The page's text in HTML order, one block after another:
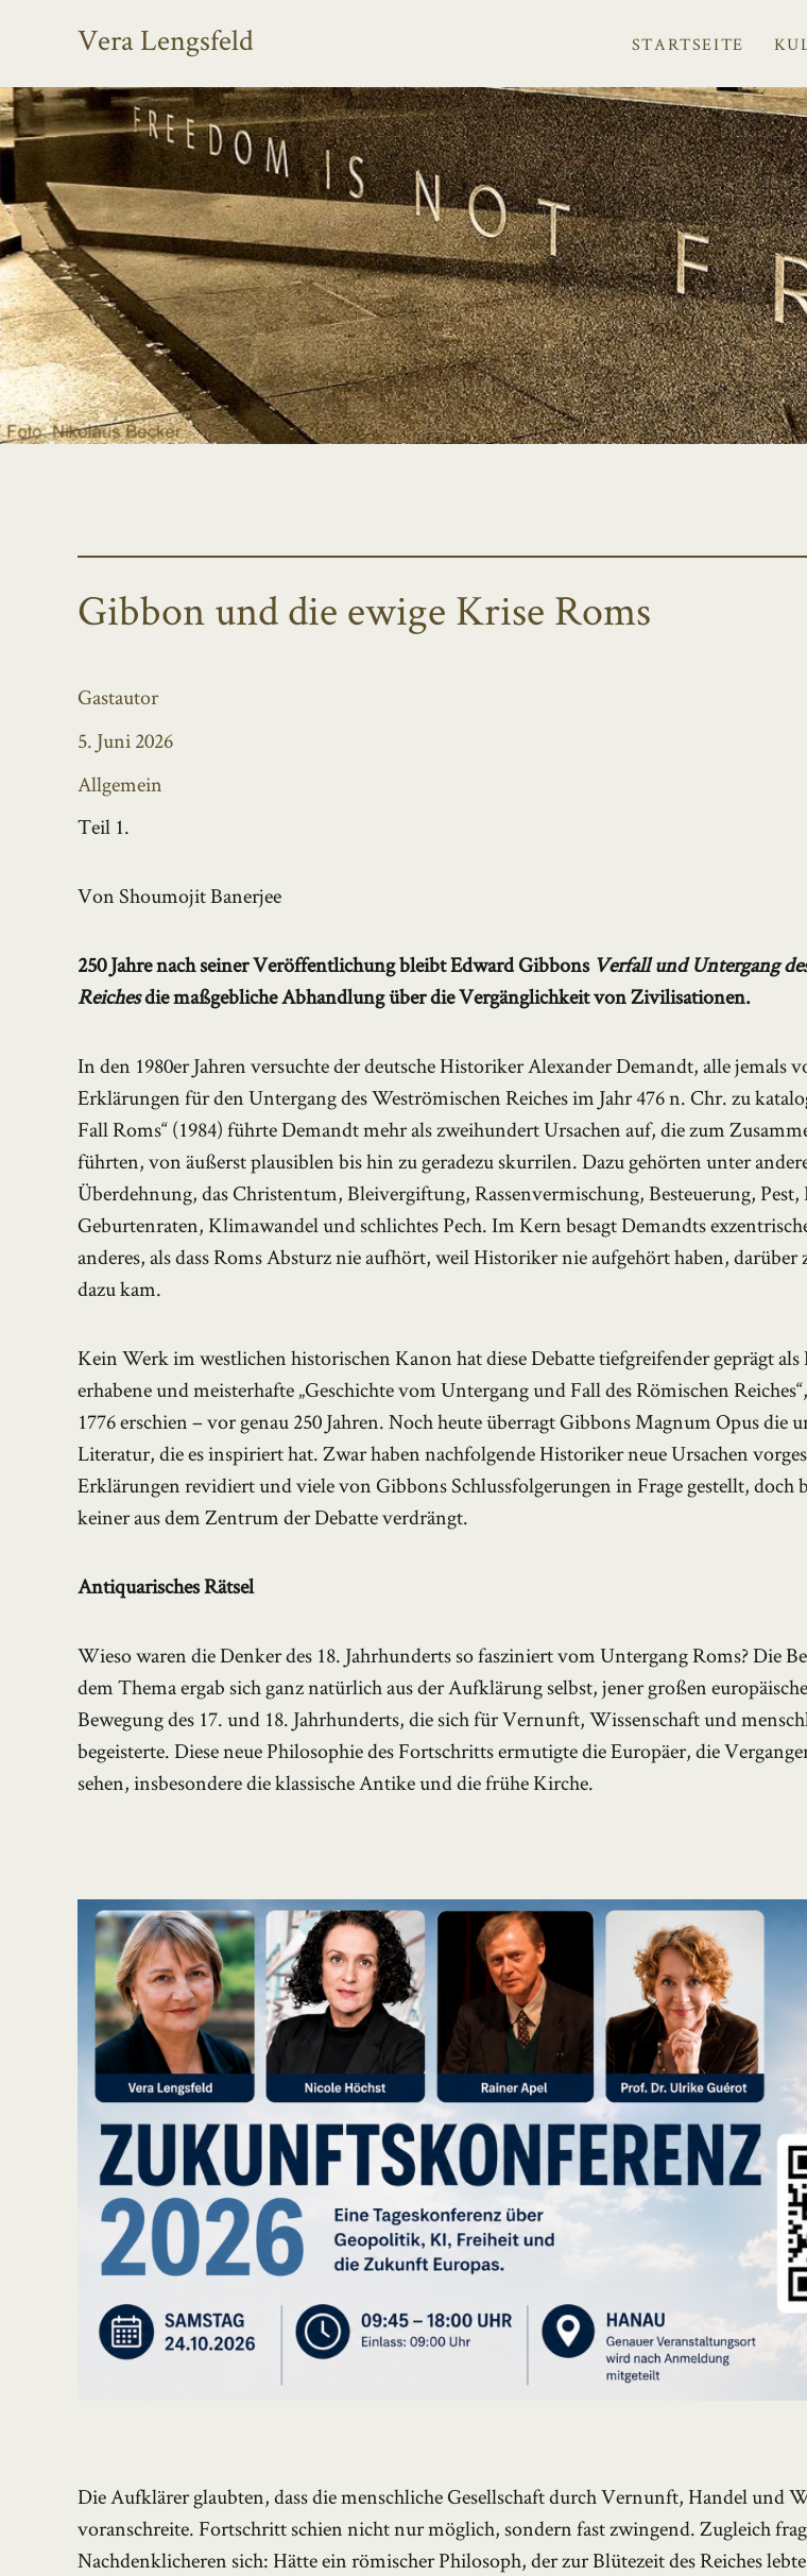
Vera Lengsfeld STARTSEITE
Gibbon und die ewige Krise Roms
Autor
Gastautor
Veröffentlicht
am
5. Juni 2026
Kategorien
Allgemein
Teil 1.
Von Shoumojit Banerjee
250 Jahre nach seiner Veröffentlichung bleibt Edward Gibbons Verfall und Untergang
Reichesdie maßgebliche Abhandlung über die Vergänglichkeit von Zivilisationen.
In den 1980er Jahren versuchte der deutsche Historiker Alexander Demandt, alle jemals
Erklärungen für den Untergang des Weströmischen Reiches im Jahr 476 n. Chr. zu
Fall Roms“ (1984) führte Demandt mehr als zweihundert Ursachen auf, die zum
führten, von äußerst plausiblen bis hin zu geradezu skurrilen. Dazu gehörten unter
Überdehnung, das Christentum, Bleivergiftung, Rassenvermischung, Besteuerung,
Geburtenraten, Klimawandel und schlichtes Pech. Im Kern besagt Demandts
anderes, als dass Roms Absturz nie aufhört, weil Historiker nie aufgehört haben, darüber
dazu kam.
Kein Werk im westlichen historischen Kanon hat diese Debatte tiefgreifender geprägt
erhabene und meisterhafte „Geschichte vom Untergang und Fall des Römischen
1776 erschien – vor genau 250 Jahren. Noch heute überragt Gibbons Magnum Opus die
Literatur, die es inspiriert hat. Zwar haben nachfolgende Historiker neue Ursachen
Erklärungen revidiert und viele von Gibbons Schlussfolgerungen in Frage gestellt, doch
keiner aus dem Zentrum der Debatte verdrängt.
Antiquarisches Rätsel
Wieso waren die Denker des 18. Jahrhunderts so fasziniert vom Untergang Roms? Die
dem Thema ergab sich ganz natürlich aus der Aufklärung selbst, jener großen
Bewegung des 17. und 18. Jahrhunderts, die sich für Vernunft, Wissenschaft und
begeisterte. Diese neue Philosophie des Fortschritts ermutigte die Europäer, die
sehen, insbesondere die klassische Antike und die frühe Kirche.
Die Aufklärer glaubten, dass die menschliche Gesellschaft durch Vernunft, Handel und
voranschreite. Fortschritt schien nicht nur möglich, sondern fast zwingend. Zugleich
Nachdenklicheren sich: Hätte ein römischer Philosoph, der zur Blütezeit des Reiches